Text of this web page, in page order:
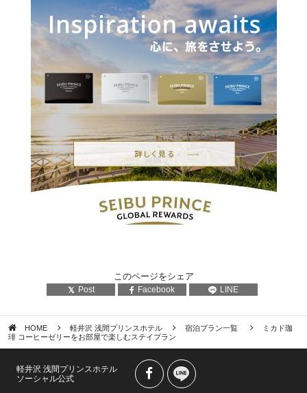
このページをシェア
Post Facebook LINE
HOME 軽井沢 浅間プリンスホテル 宿泊プラン一覧
ミカド珈
琲 コーヒーゼリーをお部屋で楽しむステイプラン
軽井沢 浅間プリンスホテル
ソーシャル公式